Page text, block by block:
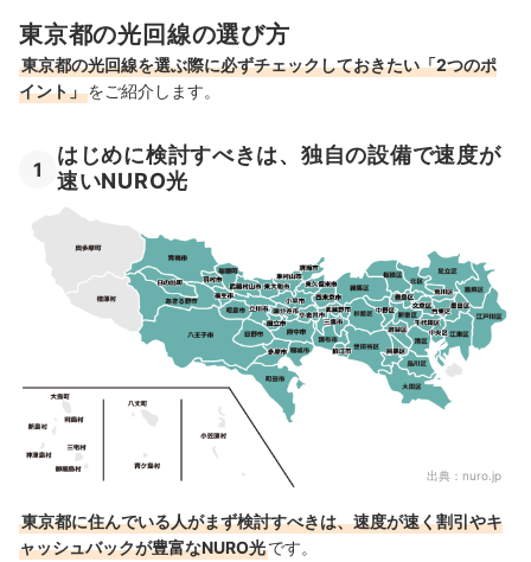
東京都の光回線の選び方
東京都の光回線を選ぶ際に必ずチェックしておきたい「2つのポ
イント」をご紹介します。
1
はじめに検討すべきは、独自の設備で速度が
速いNURO光
出典： nuro.jp
東京都に住んでいる人がまず検討すべきは、速度が速く割引やキ
ャッシュバックが豊富なNURO光です。